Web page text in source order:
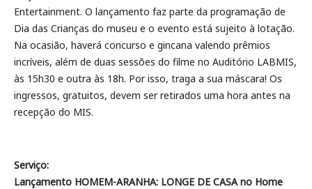
Entertainment. O lançamento faz parte da programação de
Dia das Crianças do museu e o evento está sujeito à lotação.
Na ocasião, haverá concurso e gincana valendo prêmios
incríveis, além de duas sessões do filme no Auditório LABMIS,
às 15h30 e outra às 18h. Por isso, traga a sua máscara! Os
ingressos, gratuitos, devem ser retirados uma hora antes na
recepção do MIS.
Serviço:
Lançamento HOMEM-ARANHA: LONGE DE CASA no Home